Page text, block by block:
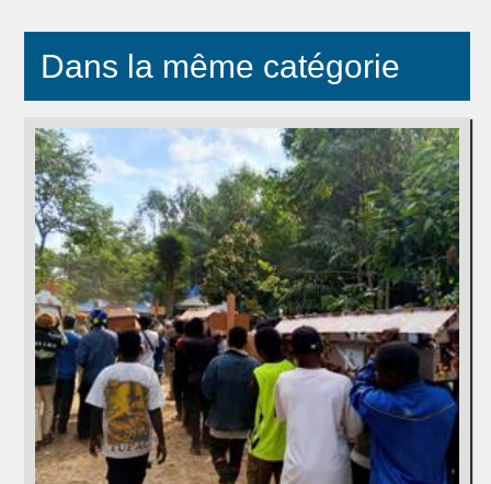
Dans la même catégorie